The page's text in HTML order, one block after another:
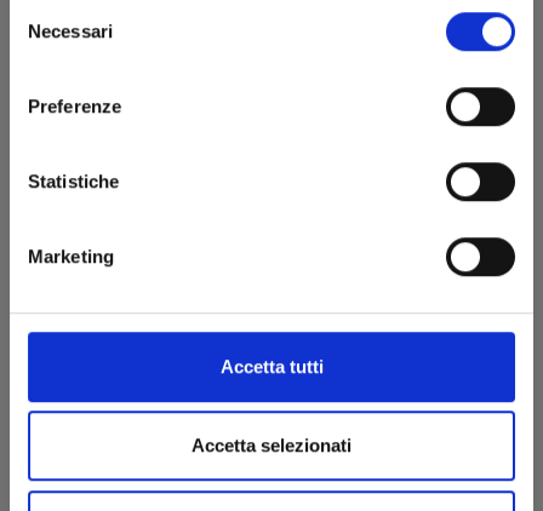
delNecessari
Preferenze
Statistiche
Marketing
Accetta tutti
Accetta selezionati